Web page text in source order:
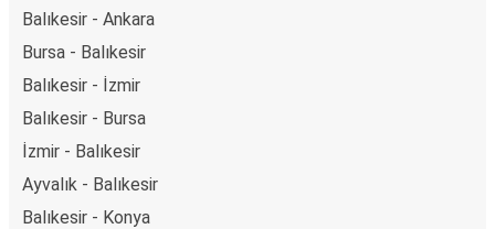
Balıkesir - Ankara
Bursa - Balıkesir
Balıkesir - İzmir
Balıkesir - Bursa
İzmir - Balıkesir
Ayvalık - Balıkesir
Balıkesir - Konya